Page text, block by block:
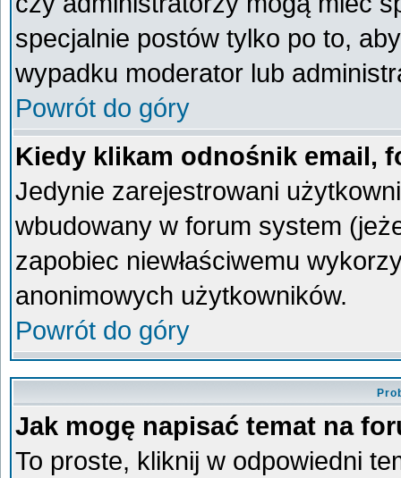
specjalnie postów tylko po to,
wypadku moderator lub
Powrót do góry
Kiedy klikam odnośnik email,
Jedynie zarejestrowani
wbudowany w forum system
zapobiec niewłaściwemu
anonimowych użytkowników.
Powrót do góry
Jak mogę napisać temat na
To proste, kliknij w odpowiedni